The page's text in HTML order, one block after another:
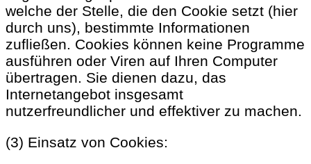
welche der Stelle, die den Cookie setzt (hier
durch uns), bestimmte Informationen
zufließen. Cookies können keine Programme
ausführen oder Viren auf Ihren Computer
übertragen. Sie dienen dazu, das
Internetangebot insgesamt
nutzerfreundlicher und effektiver zu machen.
(3) Einsatz von Cookies: